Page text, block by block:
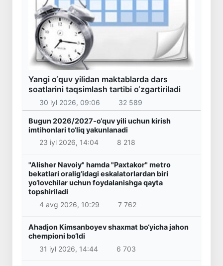
Yangi o‘quv yilidan maktablarda dars
soatlarini taqsimlash tartibi o‘zgartiriladi
30 iyl 2026, 09:06 32 589
Bugun 2026/2027-o‘quv yili uchun kirish
imtihonlari to‘liq yakunlanadi
23 iyl 2026, 14:04
8 218
"Alisher Navoiy" hamda "Paxtakor" metro
bekatlari oralig‘idagi eskalatorlardan biri
yo‘lovchilar uchun foydalanishga qayta
topshiriladi
4 avg 2026, 10:29
7 762
Ahadjon Kimsanboyev shaxmat bo‘yicha jahon
chempioni bo‘ldi
31 iyl 2026, 14:44
6 703